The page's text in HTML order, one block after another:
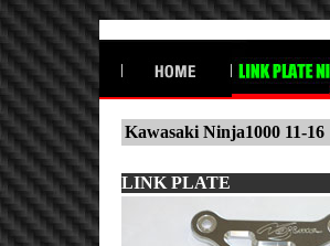
Kawasaki Ninja1000 11-16
LINK PLATE